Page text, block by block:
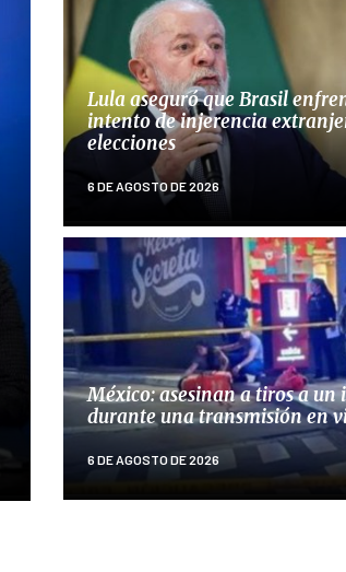
Lula aseguró que Brasil
intento de injerencia
elecciones
6 DE AGOSTO DE 2026
México: asesinan a tiros a un
durante una transmisión en
6 DE AGOSTO DE 2026